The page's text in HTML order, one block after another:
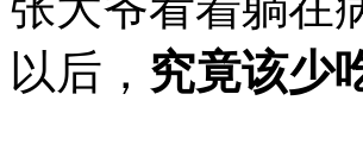
以后， 究竟该少